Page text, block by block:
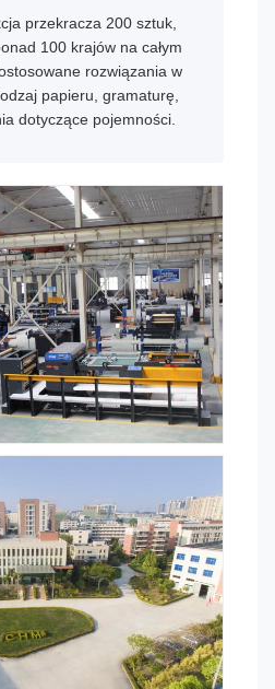
przekracza 200 sztuk,
100 krajów na całym
rozwiązania w
papieru, gramaturę,
dotyczące pojemności.